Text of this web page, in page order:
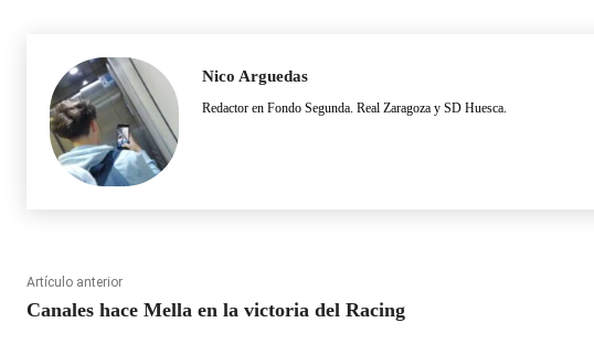
Nico Arguedas
Redactor en Fondo Segunda. Real Zaragoza y SD Huesca.
Artículo anterior
Canales hace Mella en la victoria del Racing